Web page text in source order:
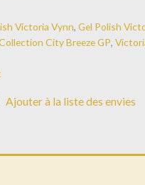
Victoria Vynn, Gel Polish
City Breeze GP,
Ajouter à la liste des envies